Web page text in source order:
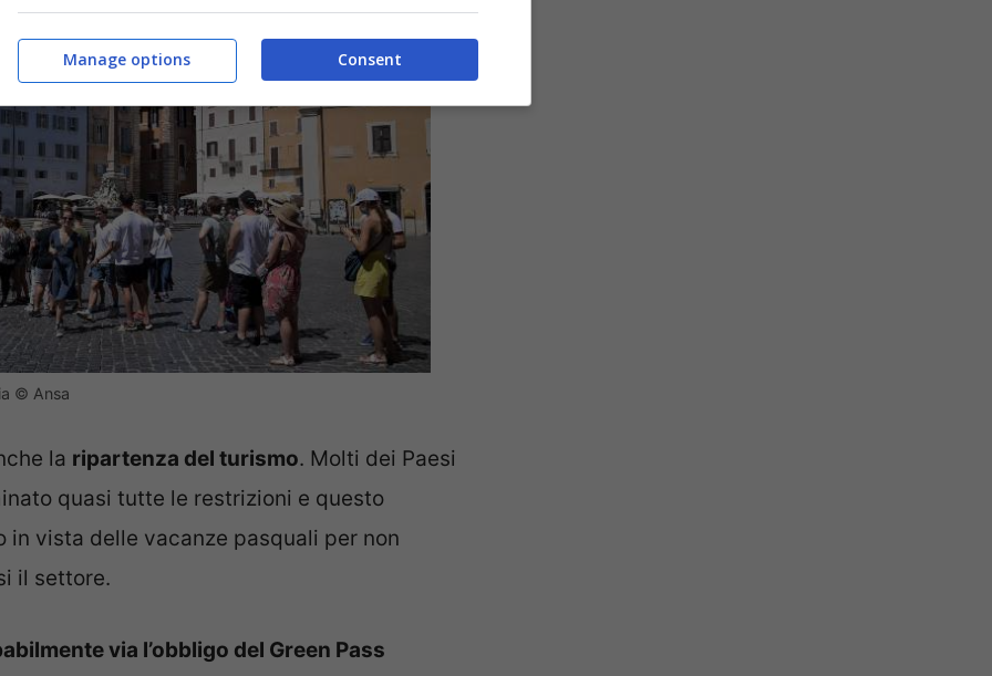
© Ansa
la ripartenza del turismo. Molti dei Paesi
quasi tutte le restrizioni e questo
vista delle vacanze pasquali per non
il settore.
via l’obbligo del Green Pass
Consent
Manage options